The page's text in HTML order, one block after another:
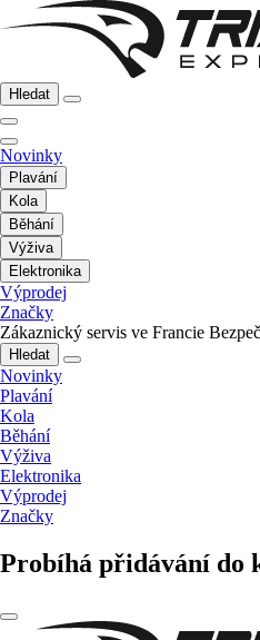
Hledat
Novinky
Plavání
Kola
Běhání
Výživa
Elektronika
Výprodej
Značky
Zákaznický servis ve Francie
Hledat
Novinky
Plavání
Kola
Běhání
Výživa
Elektronika
Výprodej
Značky
Probíhá přidávání do